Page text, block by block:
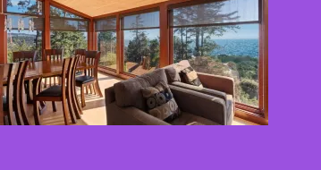
2026-08-01